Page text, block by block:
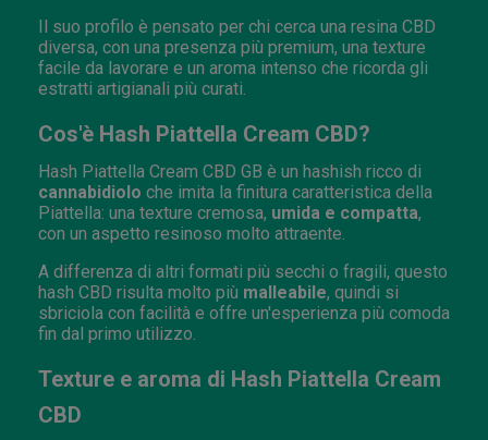
Il suo profilo è pensato per chi cerca una resina CBD
diversa, con una presenza più premium, una texture
facile da lavorare e un aroma intenso che ricorda gli
estratti artigianali più curati.
Cos'è Hash Piattella Cream CBD?
Hash Piattella Cream CBD GB è un hashish ricco di
cannabidiolo che imita la finitura caratteristica della
Piattella: una texture cremosa, umida e compatta,
con un aspetto resinoso molto attraente.
A differenza di altri formati più secchi o fragili, questo
hash CBD risulta molto più malleabile, quindi si
sbriciola con facilità e offre un'esperienza più comoda
fin dal primo utilizzo.
Texture e aroma di Hash Piattella Cream
CBD